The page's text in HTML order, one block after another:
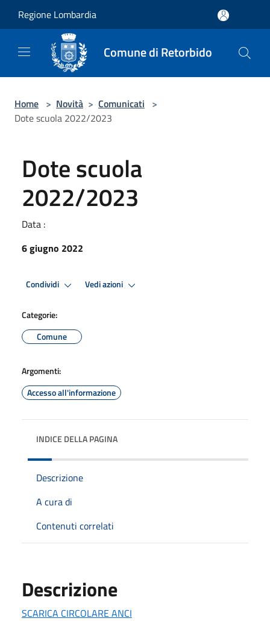
Regione Lombardia
Comune di Retorbido
Home > Novità > Comunicati >
Dote scuola 2022/2023
Dote scuola
2022/2023
Data :
6 giugno 2022
Condividi Vedi azioni
Categorie:
Comune
Argomenti:
Accesso all'informazione
INDICE DELLA PAGINA
Descrizione
A cura di
Contenuti correlati
Descrizione
SCARICA CIRCOLARE ANCI